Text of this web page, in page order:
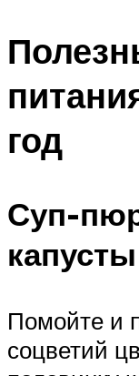
год
Суп-
Помойте и
соцветий